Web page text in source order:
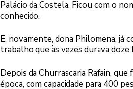
Palácio da Costela. Ficou com o
conhecido.
E, novamente, dona Philomena, já
trabalho que às vezes durava doze
Depois da Churrascaria Rafain,
época, com capacidade para 400